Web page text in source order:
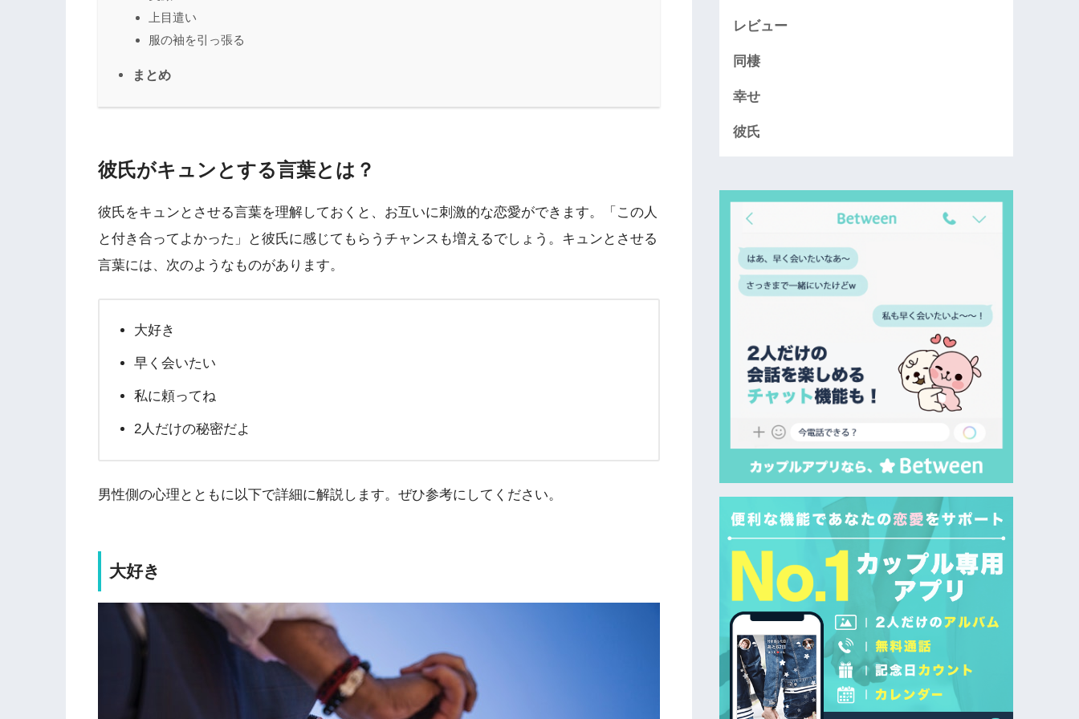
上目遣い
服の袖を引っ張る
まとめ
彼氏がキュンとする言葉とは？
彼氏をキュンとさせる言葉を理解しておくと、お互いに刺激的な恋愛ができます。「この人
と付き合ってよかった」と彼氏に感じてもらうチャンスも増えるでしょう。キュンとさせる
言葉には、次のようなものがあります。
大好き
早く会いたい
私に頼ってね
2人だけの秘密だよ
男性側の心理とともに以下で詳細に解説します。ぜひ参考にしてください。
大好き
レビュー
同棲
幸せ
彼氏